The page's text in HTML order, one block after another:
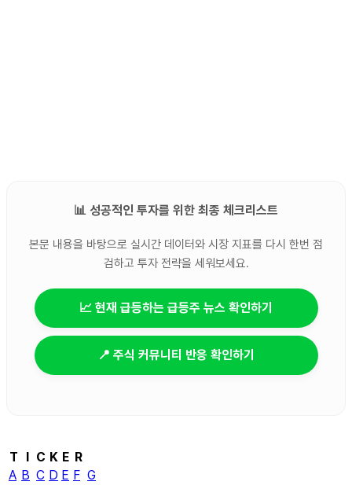
📊 성공적인 투자를 위한 최종 체크리스트
본문 내용을 바탕으로 실시간 데이터와 시장 지표를 다시 한번 점
검하고 투자 전략을 세워보세요.
📈 현재 급등하는 급등주 뉴스 확인하기
📍 주식 커뮤니티 반응 확인하기
T C K E R
A B C D E F G